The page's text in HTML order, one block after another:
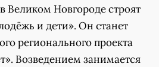
Великом Новгороде строят
и дети». Он станет
регионального проекта
Возведением занимается